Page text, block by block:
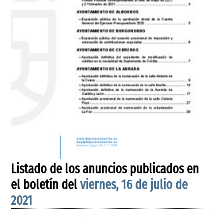
Listado de los anuncios publicados en
el boletín delviernes, 16 de julio de
2021